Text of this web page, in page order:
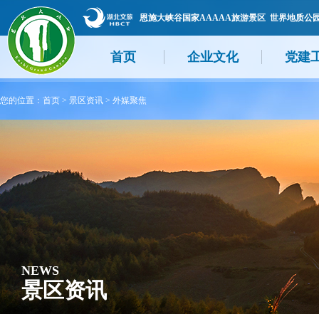
恩施大峡谷国家AAAAA旅游景区 世界地质公
首页 企业文化 党建
您的位置： 首页 > 景区资讯 > 外媒聚焦
NEWS
景区资讯